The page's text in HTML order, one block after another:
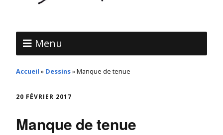
Menu
Accueil » Dessins»Manque de tenue
20 FÉVRIER 2017
Manque de tenue